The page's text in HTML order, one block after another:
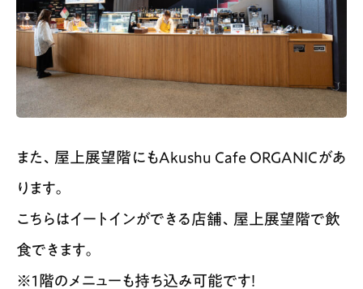
また、屋上展望階にもAkushu Cafe ORGANICがあ
ります。
こちらはイートインができる店舗、屋上展望階で飲
食できます。
※1階のメニューも持ち込み可能です！